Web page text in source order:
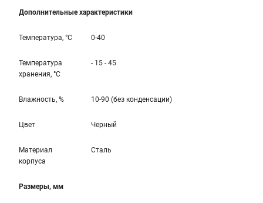
Дополнительные характеристики
Температура, °С 0-40
Температура
хранения, °С
- 15 - 45
Влажность, % 10-90 (без конденсации)
Цвет Черный
Материал
корпуса
Сталь
Размеры, мм